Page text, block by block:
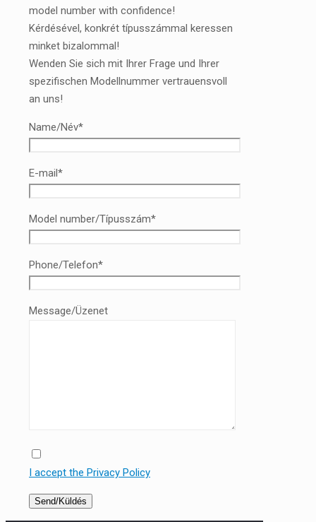
model number with confidence!
Kérdésével, konkrét típusszámmal keressen
minket bizalommal!
Wenden Sie sich mit Ihrer Frage und Ihrer
spezifischen Modellnummer vertrauensvoll
an uns!
Name/Név*
E-mail*
Model number/Típusszám*
Phone/Telefon*
Message/Üzenet
I accept the Privacy Policy